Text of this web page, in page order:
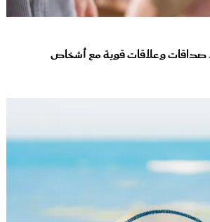
صداقات وعلاقات قوية مع أشخاص